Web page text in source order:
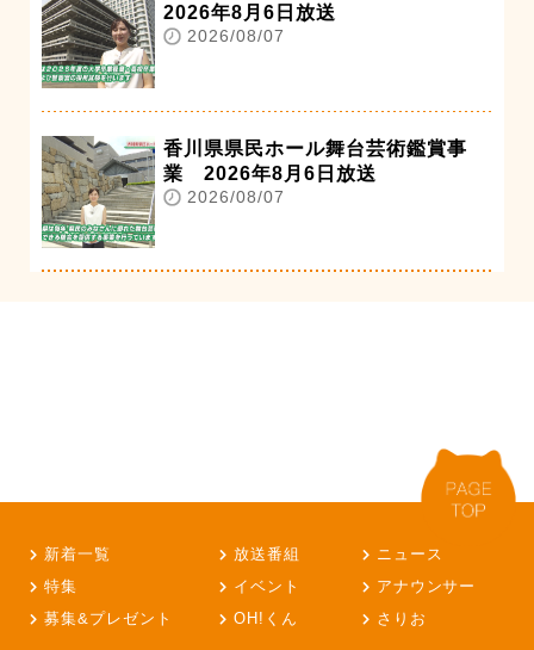
2026年8月6日放送
2026/08/07
香川県県民ホール舞台芸術鑑賞事
業 2026年8月6日放送
2026/08/07
新着一覧 放送番組
ニュース
特集
イベント
アナウンサー
募集&プレゼント
OH!くん さりお